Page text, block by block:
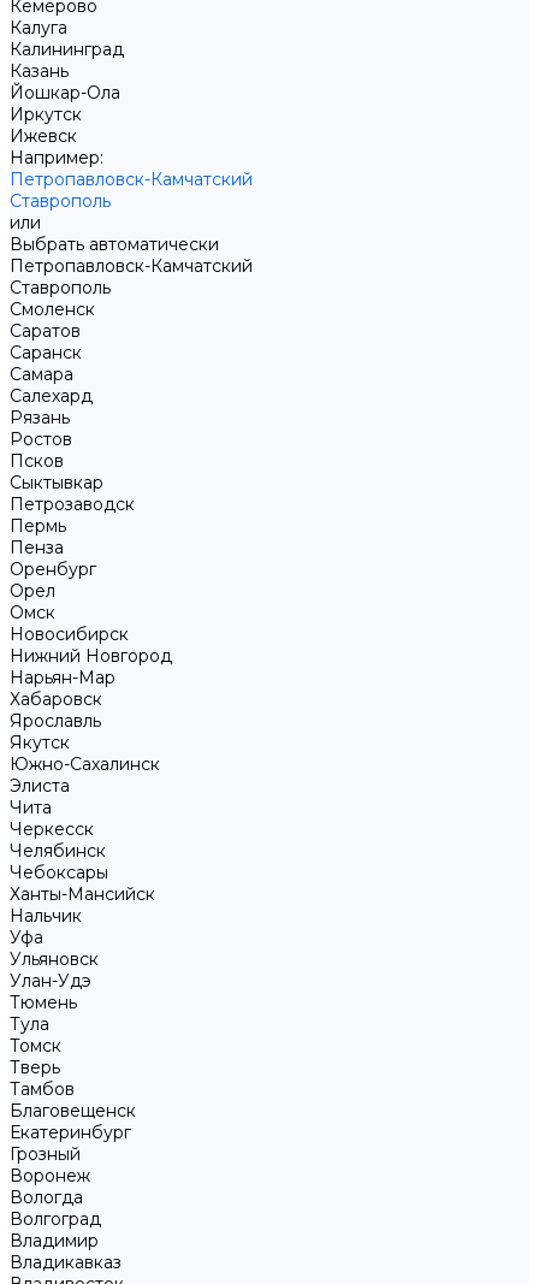
Кемерово
Калуга
Калининград
Казань
Йошкар-Ола
Иркутск
Ижевск
Например:
Петропавловск-Камчатский
Ставрополь
или
Выбрать автоматически
Петропавловск-Камчатский
Ставрополь
Смоленск
Саратов
Саранск
Самара
Салехард
Рязань
Ростов
Псков
Сыктывкар
Петрозаводск
Пермь
Пенза
Оренбург
Орел
Омск
Новосибирск
Нижний Новгород
Нарьян-Мар
Хабаровск
Ярославль
Якутск
Южно-Сахалинск
Элиста
Чита
Черкесск
Челябинск
Чебоксары
Ханты-Мансийск
Нальчик
Уфа
Ульяновск
Улан-Удэ
Тюмень
Тула
Томск
Тверь
Тамбов
Благовещенск
Екатеринбург
Грозный
Воронеж
Вологда
Волгоград
Владимир
Владикавказ